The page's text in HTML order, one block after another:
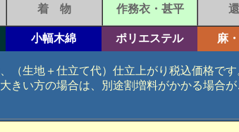
着 物 作務衣・甚平
小幅木綿 ポリエステル 麻
（生地＋仕立て代）仕立上がり税込価格です
きい方の場合は、別途割増料がかかる場合が